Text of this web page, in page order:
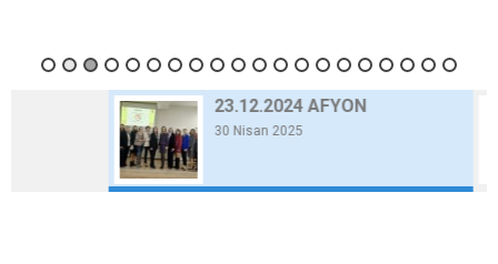
23.12.2024 AFYON
30 Nisan 2025